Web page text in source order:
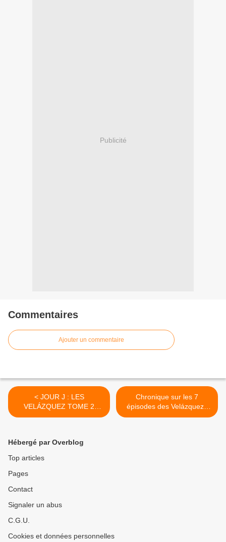
Publicité
Commentaires
Ajouter un commentaire
< JOUR J : LES
VELÁZQUEZ TOME 2
DISPONIBLE !
Chronique sur les 7
épisodes des Velázquez :
Le petit monde de Gren. >
Hébergé par Overblog
Top articles
Pages
Contact
Signaler un abus
C.G.U.
Cookies et données personnelles